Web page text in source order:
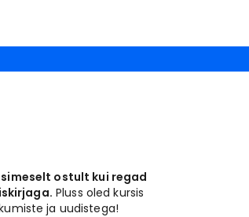
ostult kui regad
Pluss oled kursis
ja uudistega!